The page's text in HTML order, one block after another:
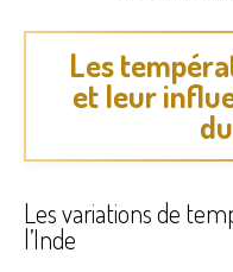
Les
et leur
Les variations de
l’Inde